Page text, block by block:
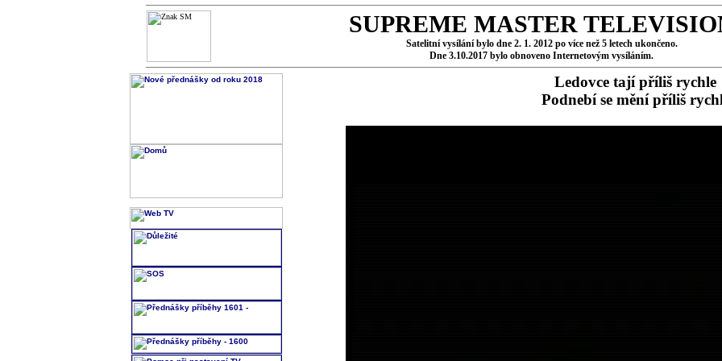
SUPREME MASTER
Satelitní vysílání bylo dne 2. 1. 2012 po více než 5 letech ukončeno.
Dne 3.10.2017 bylo obnoveno Internetovým vysíláním.
Ledovce tají příliš rychle
Podnebí se mění příliš